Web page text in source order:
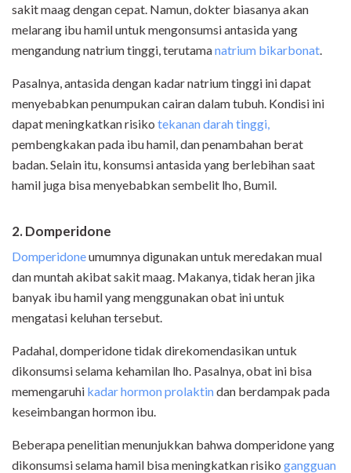
sakit maag dengan cepat. Namun, dokter biasanya akan
melarang ibu hamil untuk mengonsumsi antasida yang
mengandung natrium tinggi, terutamanatrium bikarbonat
Pasalnya, antasida dengan kadar natrium tinggi ini dapat
menyebabkan penumpukan cairan dalam tubuh. Kondisi ini
dapat meningkatkan risiko tekanan darah tinggi,
pembengkakan pada ibu hamil, dan penambahan berat
badan. Selain itu, konsumsi antasida yang berlebihan saat
hamil juga bisa menyebabkan sembelit lho, Bumil.
2. Domperidone
Domperidoneumumnya digunakan untuk meredakan mual
dan muntah akibat sakit maag. Makanya, tidak heran jika
banyak ibu hamil yang menggunakan obat ini untuk
mengatasi keluhan tersebut.
Padahal, domperidone tidak direkomendasikan untuk
dikonsumsi selama kehamilan lho. Pasalnya, obat ini bisa
memengaruhi kadar hormon prolaktindan berdampak pada
keseimbangan hormon ibu.
Beberapa penelitian menunjukkan bahwa domperidone yang
dikonsumsi selama hamil bisa meningkatkan risiko gangguan